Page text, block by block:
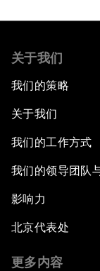
关于我们
我们的策略
关于我们
我们的工作方式
我们的领导团队
影响力
北京代表处
更多内容